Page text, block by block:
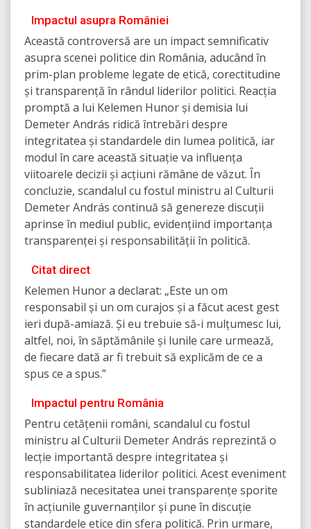
Impactul asupra României
Această controversă are un impact semnificativ
asupra scenei politice din România, aducând în
prim-plan probleme legate de etică, corectitudine
și transparență în rândul liderilor politici. Reacția
promptă a lui Kelemen Hunor și demisia lui
Demeter András ridică întrebări despre
integritatea și standardele din lumea politică, iar
modul în care această situație va influența
viitoarele decizii și acțiuni rămâne de văzut. În
concluzie, scandalul cu fostul ministru al Culturii
Demeter András continuă să genereze discuții
aprinse în mediul public, evidențiind importanța
transparenței și responsabilității în politică.
Citat direct
Kelemen Hunor a declarat: „Este un om
responsabil și un om curajos și a făcut acest gest
ieri după-amiază. Și eu trebuie să-i mulțumesc lui,
altfel, noi, în săptămânile și lunile care urmează,
de fiecare dată ar fi trebuit să explicăm de ce a
spus ce a spus.”
Impactul pentru România
Pentru cetățenii români, scandalul cu fostul
ministru al Culturii Demeter András reprezintă o
lecție importantă despre integritatea și
responsabilitatea liderilor politici. Acest eveniment
subliniază necesitatea unei transparențe sporite
în acțiunile guvernanților și pune în discuție
standardele etice din sfera politică. Prin urmare,